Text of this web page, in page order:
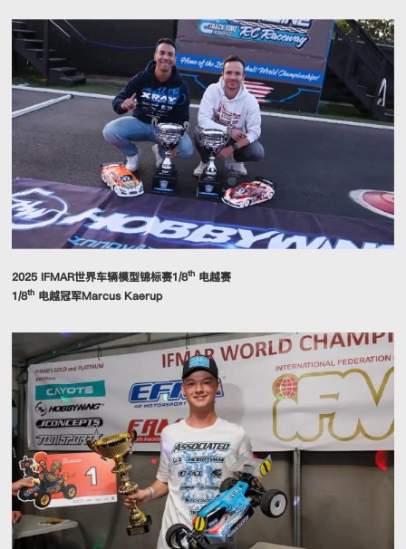
2025 IFMAR世界车辆模型锦标赛1/8th 电越赛
1/8th 电越冠军Marcus Kaerup